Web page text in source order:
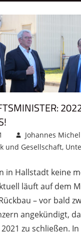
Johannes Michel
und Gesellschaft,
in Hallstadt keine
läuft auf dem
– vor bald
angekündigt,
zu schließen.